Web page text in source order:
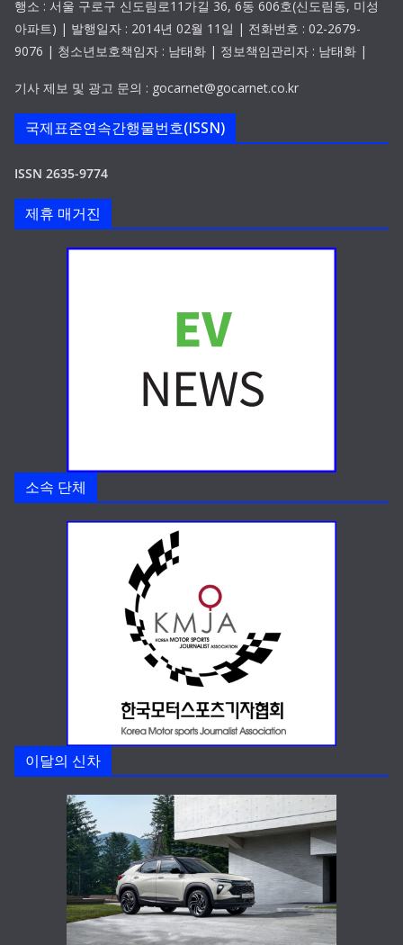
행소 : 서울 구로구 신도림로11가길 36, 6동 606호(신도림동, 미성
아파트) | 발행일자 : 2014년 02월 11일 | 전화번호 : 02-2679-
9076 | 청소년보호책임자 : 남태화 | 정보책임관리자 : 남태화 |
기사 제보 및 광고 문의 : gocarnet@gocarnet.co.kr
국제표준연속간행물번호(ISSN)
ISSN 2635-9774
제휴 매거진
소속 단체
이달의 신차